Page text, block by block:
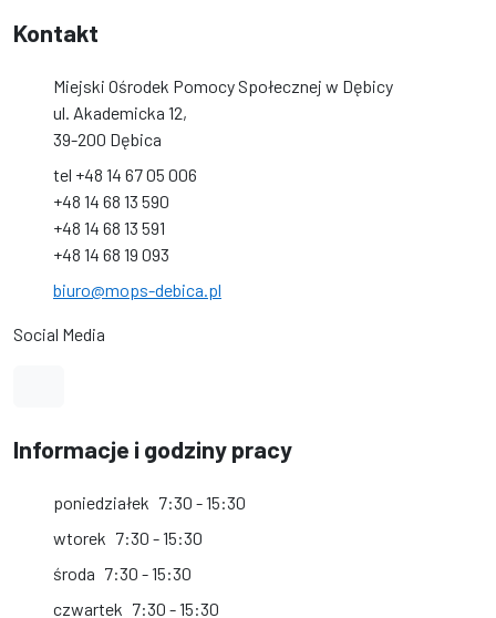
Kontakt
Miejski Ośrodek Pomocy Społecznej w Dębicy
ul. Akademicka 12,
39-200 Dębica
tel +48 14 67 05 006
+48 14 68 13 590
+48 14 68 13 591
+48 14 68 19 093
biuro@mops-debica.pl
Social Media
Informacje i godziny pracy
poniedziałek 7:30 - 15:30
wtorek 7:30 - 15:30
środa 7:30 - 15:30
czwartek 7:30 - 15:30